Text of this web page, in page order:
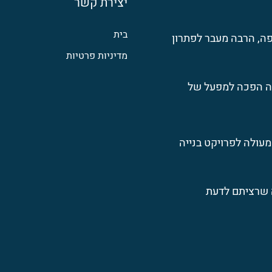
הרבה מעבר לפתרון
הפכה למפעל של
לפרויקט בנייה
שרציתם לדעת
בית
מדיניות פרטיות